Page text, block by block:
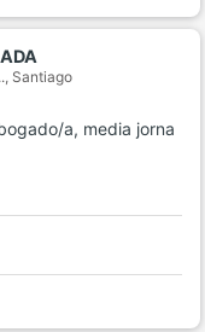
Santiago
a, media jorna